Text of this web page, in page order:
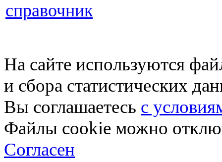
справочник
На сайте используются
и сбора статистических
Вы соглашаетесь с
Файлы cookie можно
Согласен